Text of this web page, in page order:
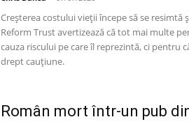
Creșterea costului vieții începe să se
Reform Trust avertizează că tot mai multe
cauza riscului pe care îl reprezintă, ci pentru
drept cauțiune.
Român mort într-un pub